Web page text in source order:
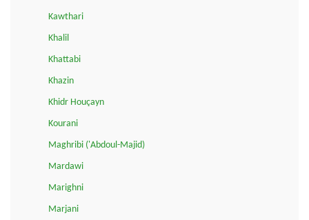
Kawthari
Khalil
Khattabi
Khazin
Khidr Houçayn
Kourani
Maghribi ('Abdoul-Majid)
Mardawi
Marighni
Marjani